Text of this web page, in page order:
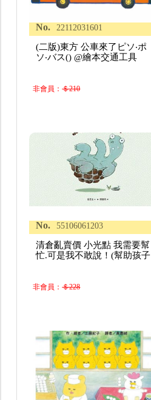
No. 22112031601
(二版)東方 公車來了ピソ‧ポ
ソ‧バス() @繪本交通工具
非會員：＄210
No. 55106061203
清倉亂賣價 小光點 我需要幫
忙.可是我不敢說！(幫助孩子
非會員：＄228